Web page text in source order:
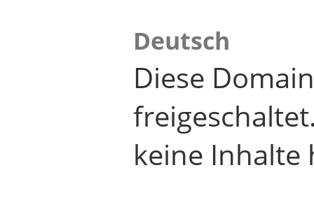
Deutsch
Diese
keine Inhalte